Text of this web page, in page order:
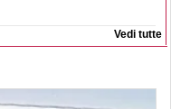
Vedi tutte